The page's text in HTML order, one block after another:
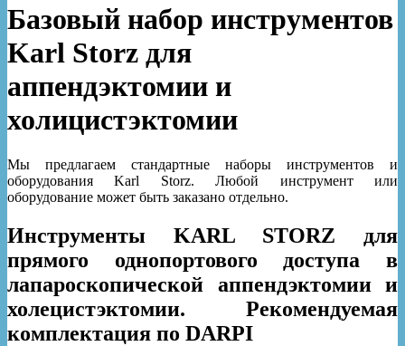
Базовый набор инструментов
Karl Storz для
аппендэктомии и
холицистэктомии
Мы предлагаем стандартные наборы инструментов и
оборудования Karl Storz. Любой инструмент или
оборудование может быть заказано отдельно.
Инструменты KARL STORZ для
прямого однопортового доступа в
лапароскопической аппендэктомии и
холецистэктомии. Рекомендуемая
комплектация по DARPI